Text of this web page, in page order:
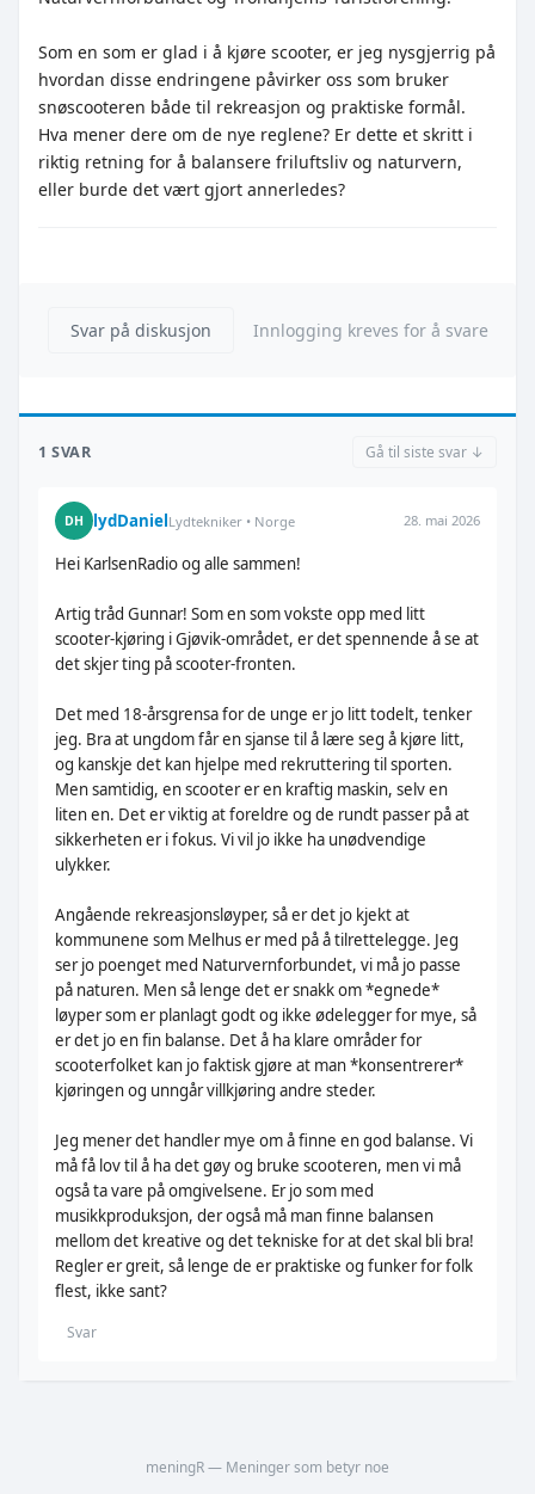
Som en som er glad i å kjøre scooter, er jeg nysgjerrig på
hvordan disse endringene påvirker oss som bruker
snøscooteren både til rekreasjon og praktiske formål.
Hva mener dere om de nye reglene? Er dette et skritt i
riktig retning for å balansere friluftsliv og naturvern,
eller burde det vært gjort annerledes?
Svar på diskusjon Innlogging kreves for å svare
1 SVAR Gå til siste svar ↓
DH lydDanielLydtekniker • Norge 28. mai 2026
Hei KarlsenRadio og alle sammen!
Artig tråd Gunnar! Som en som vokste opp med litt
scooter-kjøring i Gjøvik-området, er det spennende å se at
det skjer ting på scooter-fronten.
Det med 18-årsgrensa for de unge er jo litt todelt, tenker
jeg. Bra at ungdom får en sjanse til å lære seg å kjøre litt,
og kanskje det kan hjelpe med rekruttering til sporten.
Men samtidig, en scooter er en kraftig maskin, selv en
liten en. Det er viktig at foreldre og de rundt passer på at
sikkerheten er i fokus. Vi vil jo ikke ha unødvendige
ulykker.
Angående rekreasjonsløyper, så er det jo kjekt at
kommunene som Melhus er med på å tilrettelegge. Jeg
ser jo poenget med Naturvernforbundet, vi må jo passe
på naturen. Men så lenge det er snakk om *egnede*
løyper som er planlagt godt og ikke ødelegger for mye, så
er det jo en fin balanse. Det å ha klare områder for
scooterfolket kan jo faktisk gjøre at man *konsentrerer*
kjøringen og unngår villkjøring andre steder.
Jeg mener det handler mye om å finne en god balanse. Vi
må få lov til å ha det gøy og bruke scooteren, men vi må
også ta vare på omgivelsene. Er jo som med
musikkproduksjon, der også må man finne balansen
mellom det kreative og det tekniske for at det skal bli bra!
Regler er greit, så lenge de er praktiske og funker for folk
flest, ikke sant?
Svar
meningR — Meninger som betyr noe